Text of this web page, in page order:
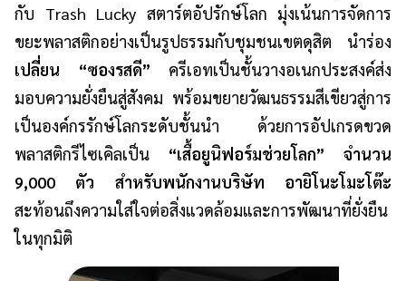
กับ Trash Lucky สตาร์ตอัปรักษ์โลก มุ่งเน้นการจัดการ
ขยะพลาสติกอย่างเป็นรูปธรรมกับชุมชนเขตดุสิต นำร่อง
เปลี่ยน “ซองรสดี” ครีเอทเป็นชั้นวางอเนกประสงค์ส่ง
มอบความยั่งยืนสู่สังคม พร้อมขยายวัฒนธรรมสีเขียวสู่การ
เป็นองค์กรรักษ์โลกระดับชั้นนำ ด้วยการอัปเกรดขวด
พลาสติกรีไซเคิลเป็น “เสื้อยูนิฟอร์มช่วยโลก” จำนวน
9,000 ตัว สำหรับพนักงานบริษัท อายิโนะโมะโต๊ะ
สะท้อนถึงความใส่ใจต่อสิ่งแวดล้อมและการพัฒนาที่ยั่งยืน
ในทุกมิติ